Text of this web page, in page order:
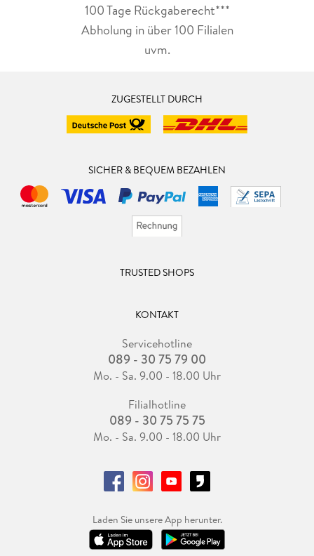
100 Tage Rückgaberecht***
Abholung in über 100 Filialen
uvm.
ZUGESTELLT DURCH
SICHER & BEQUEM BEZAHLEN
TRUSTED SHOPS
KONTAKT
Servicehotline
089 - 30 75 79 00
Mo. - Sa. 9.00 - 18.00 Uhr
Filialhotline
089 - 30 75 75 75
Mo. - Sa. 9.00 - 18.00 Uhr
Laden Sie unsere App herunter.